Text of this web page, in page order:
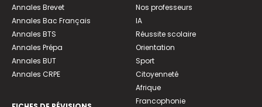
Annales Brevet
Annales Bac Français
Annales BTS
Annales Prépa
Annales BUT
Annales CRPE
Nos professeurs
IA
Réussite scolaire
Orientation
Sport
Citoyenneté
Afrique
Francophonie